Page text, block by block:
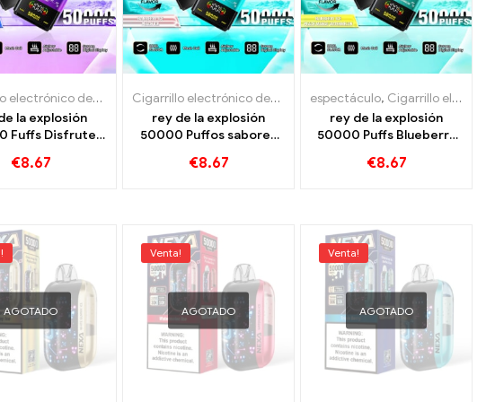
,Cigarrillos electrónicos desechables Luxemburgo,Cigarrillos
,Cigarrillos electrónicos desechables ,Cigarrillos electrónicos desechables
Cigarrillo electrónico desechable con nicotina. ,Cigarrillos electrónicos desechables,
la explosión
Fuffs Disfrute
Berry de
€8.67
Cigarrillo electrónico desechable con nicotina. ,Cigarrillos
rey de la explosión
50000 Puffos sabores
durazno 50000 Trenes
€8.67
espectáculo, Cigarrillo electrónico desechable con nicotina.
rey de la explosión
50000 Puffs Blueberry
Sandía
€8.67
AGOTADO
Venta!
AGOTADO
Venta!
AGOTADO